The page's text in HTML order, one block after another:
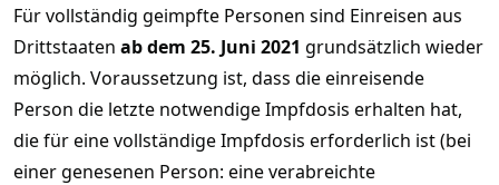
Für vollständig geimpfte Personen sind Einreisen aus
Drittstaaten ab dem 25. Juni 2021 grundsätzlich wieder
möglich. Voraussetzung ist, dass die einreisende
Person die letzte notwendige Impfdosis erhalten hat,
die für eine vollständige Impfdosis erforderlich ist (bei
einer genesenen Person: eine verabreichte